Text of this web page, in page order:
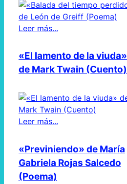
Leer más...
«El lamento de la viuda»
de Mark Twain (Cuento)
Leer más...
«Previniendo» de María
Gabriela Rojas Salcedo
(Poema)